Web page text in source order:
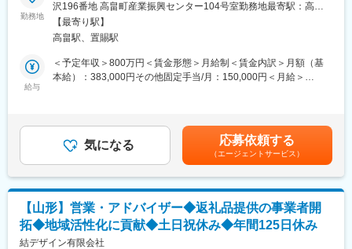
■業務内容：
部長候補として、経営戦略を人事の側面から具現化する全責任を
担います。
◇採用戦略の抜本的刷新と推進
「優秀な層を惹きつける」仕組みを構築します。
◇組織変革と理念の浸透（インナーブランディング）
組織の急拡大に伴う「部署間の壁」や「意識の乖離」を解消。地
◇成果と成長を最大化する評価制度の設計
制度改正などの激しい環境変化に柔軟に対応しつつ、個人の成果
と成長を正当に評価する報酬・評価制度の再構築。社員が「挑戦
することにメリットを感じる」仕組みを作ります。
勤務地
沢196番地 高畠町産業振興センター104号室勤務地最寄駅：高畠
駅受動喫煙対策：屋内全面禁煙変更の範囲：無
【最寄り駅】
高畠駅、置賜駅
給与
＜予定年収＞800万円＜賃金形態＞月給制＜賃金内訳＞月額（基
本給）：383,000円その他固定手当/月：150,000円＜月給＞
ている方が対象賃金はあくまでも目安の金額であり、選考を通じ
て上下する可能性があります。月給(月額)は固定手当を含めた表記
です。
気になる 応募依頼する
（エージェントサービス）
【山形】営業・アドバイザー◆返礼品提供の事業者開
拓◆地域活性化に貢献◆土日祝休み◆年間125日休み
結デザイン有限会社